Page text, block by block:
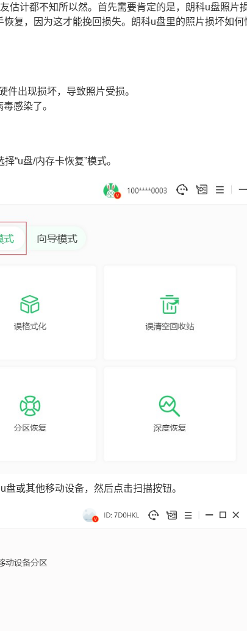
估计都不知所以然。首先需要肯定的是，朗科u盘照片
复，因为这才能挽回损失。朗科u盘里的照片损坏如何
件出现损坏，导致照片受损。
感染了。
“u盘/内存卡恢复”模式。
或其他移动设备，然后点击扫描按钮。